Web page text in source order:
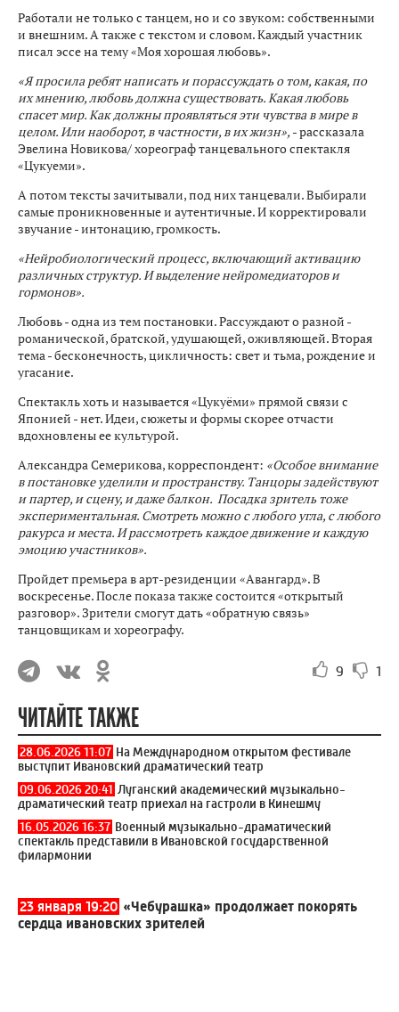
Работали не только с танцем, но и со звуком: собственными
и внешним. А также с текстом и словом. Каждый участник
писал эссе на тему «Моя хорошая любовь».
«Я просила ребят написать и порассуждать о том, какая, по
их мнению, любовь должна существовать. Какая любовь
спасет мир. Как должны проявляться эти чувства в мире в
целом. Или наоборот, в частности, в их жизн», - рассказала
Эвелина Новикова/ хореограф танцевального спектакля
«Цукуеми».
А потом тексты зачитывали, под них танцевали. Выбирали
самые проникновенные и аутентичные. И корректировали
звучание - интонацию, громкость.
«Нейробиологический процесс, включающий активацию
различных структур. И выделение нейромедиаторов и
гормонов».
Любовь - одна из тем постановки. Рассуждают о разной -
романической, братской, удушающей, оживляющей. Вторая
тема - бесконечность, цикличность: свет и тьма, рождение и
угасание.
Спектакль хоть и называется «Цукуёми» прямой связи с
Японией - нет. Идеи, сюжеты и формы скорее отчасти
вдохновлены ее культурой.
Александра Семерикова, корреспондент: «Особое внимание
в постановке уделили и пространству. Танцоры задействуют
и партер, и сцену, и даже балкон. Посадка зритель тоже
экспериментальная. Смотреть можно с любого угла, с любого
ракурса и места. И рассмотреть каждое движение и каждую
эмоцию участников».
Пройдет премьера в арт-резиденции «Авангард». В
воскресенье. После показа также состоится «открытый
разговор». Зрители смогут дать «обратную связь»
танцовщикам и хореографу.
9 1
ЧИТАЙТЕ ТАКЖЕ
28.06.2026 11:07 На Международном открытом фестивале
выступит Ивановский драматический театр
09.06.2026 20:41 Луганский академический музыкально-
драматический театр приехал на гастроли в Кинешму
16.05.2026 16:37 Военный музыкально-драматический
спектакль представили в Ивановской государственной
филармонии
23 января 19:20 «Чебурашка» продолжает покорять
сердца ивановских зрителей